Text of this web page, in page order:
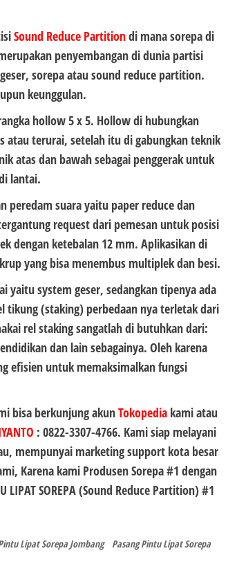
Sound Reduce Partitiondi mana sorepa di
penyembangan di dunia partisi
sorepa atau sound reduce partition.
keunggulan.
hollow 5 x 5. Hollow di hubungkan
atau terurai, setelah itu di gabungkan teknik
atas dan bawah sebagai penggerak untuk
lantai.
peredam suara yaitu paper reduce dan
request dari pemesan untuk posisi
dengan ketebalan 12 mm. Aplikasikan di
yang bisa menembus multiplek dan besi.
yaitu system geser, sedangkan tipenya ada
tikung (staking) perbedaan nya terletak dari
rel staking sangatlah di butuhkan dari:
dan lain sebagainya. Oleh karena
efisien untuk memaksimalkan fungsi
bisa berkunjung akunTokopediakami atau
: 0822-3307-4766. Kami siap melayani
mempunyai marketing support kota besar
Karena kami ProdusenSorepa #1 dengan
LIPAT SOREPA (Sound Reduce Partition) #1
Lipat Sorepa Jombang
Pasang Pintu Lipat Sorepa